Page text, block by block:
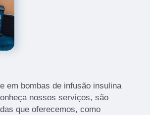
em bombas de infusão insulina
nossos serviços, são
que oferecemos, como